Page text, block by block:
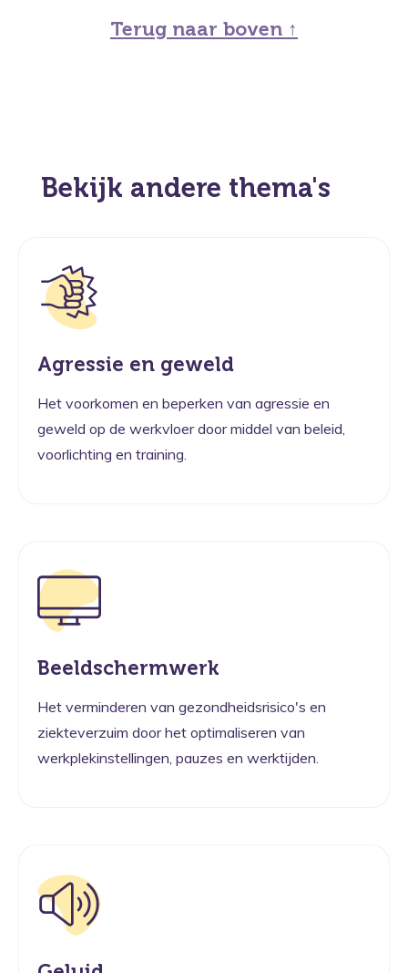
Terug naar boven ↑
Bekijk andere thema's
Agressie en geweld
Het voorkomen en beperken van agressie en
geweld op de werkvloer door middel van beleid,
voorlichting en training.
Beeldschermwerk
Het verminderen van gezondheidsrisico's en
ziekteverzuim door het optimaliseren van
werkplekinstellingen, pauzes en werktijden.